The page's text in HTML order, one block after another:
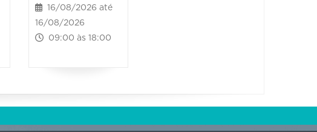
16/08/2026 até
16/08/2026
09:00 às 18:00